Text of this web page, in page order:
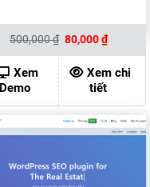
500,000₫ Giá
gốc
là:
500,000 ₫.
80,000₫Giá
hiện
tại
là:
80,000
Xem
Demo
Xem chi
tiết